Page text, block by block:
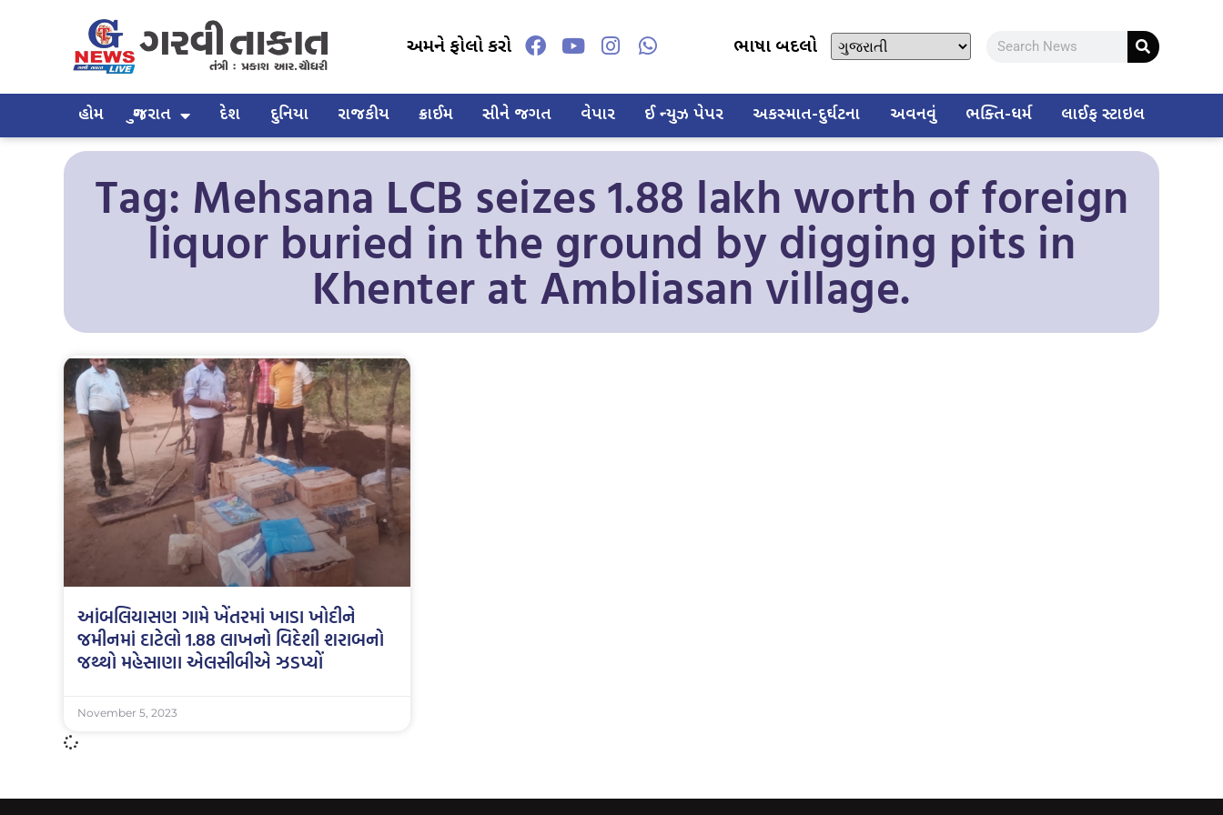
અમને ફોલો કરો ભાષા બદલો
હોમ ગુજરાત દેશ દુનિયા રાજકીય ક્રાઈમ સીને જગત વેપાર ઈ ન્યુઝ પેપર અકસ્માત-દુર્ઘટના અવનવું ભક્તિ-ધર્મ લાઈફ સ્ટાઇલ
Tag: Mehsana LCB seizes 1.88 lakh worth of foreign
liquor buried in the ground by digging pits in
Khenter at Ambliasan village.
આંબલિયાસણ ગામે ખેંતરમાં ખાડા ખોદીને
જમીનમાં દાટેલો 1.88 લાખનો વિદેશી શરાબનો
જથ્થો મહેસાણા એલસીબીએ ઝડપ્યોં
November 5, 2023